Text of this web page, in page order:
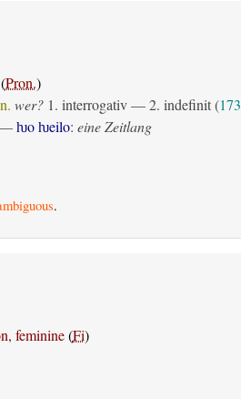
Pron.)
wer?1. interrogativ— 2. indefinit(173
—ƕo ƕeilo: eine Zeitlang
.
feminine(Fi)